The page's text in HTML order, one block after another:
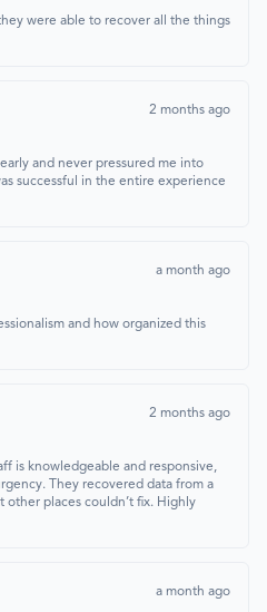
were able to recover all the things
2 months ago
and never pressured me into
successful in the entire experience
a month ago
and how organized this
2 months ago
is knowledgeable and responsive,
They recovered data from a
other places couldn’t fix. Highly
a month ago